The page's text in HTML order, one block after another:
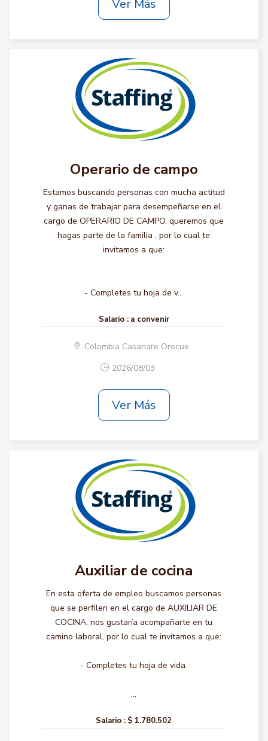
Ver Más
Operario de campo
Estamos buscando personas con mucha actitud
y ganas de trabajar para desempeñarse en el
cargo de OPERARIO DE CAMPO, queremos que
hagas parte de la familia , por lo cual te
invitamos a que:
- Completes tu hoja de v...
Salario : a convenir
Colombia Casanare Orocue
2026/08/03
Ver Más
Auxiliar de cocina
En esta oferta de empleo buscamos personas
que se perfilen en el cargo de AUXILIAR DE
COCINA, nos gustaría acompañarte en tu
camino laboral, por lo cual te invitamos a que:
- Completes tu hoja de vida.
...
Salario : $ 1.780.502